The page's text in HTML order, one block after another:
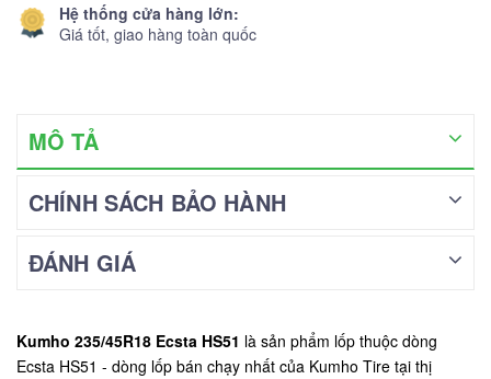
Hệ thống cửa hàng lớn:
Giá tốt, giao hàng toàn quốc
MÔ TẢ
CHÍNH SÁCH BẢO HÀNH
ĐÁNH GIÁ
Kumho 235/45R18 Ecsta HS51 là sản phẩm lốp thuộc dòng
Ecsta HS51 - dòng lốp bán chạy nhất của Kumho Tire tại thị